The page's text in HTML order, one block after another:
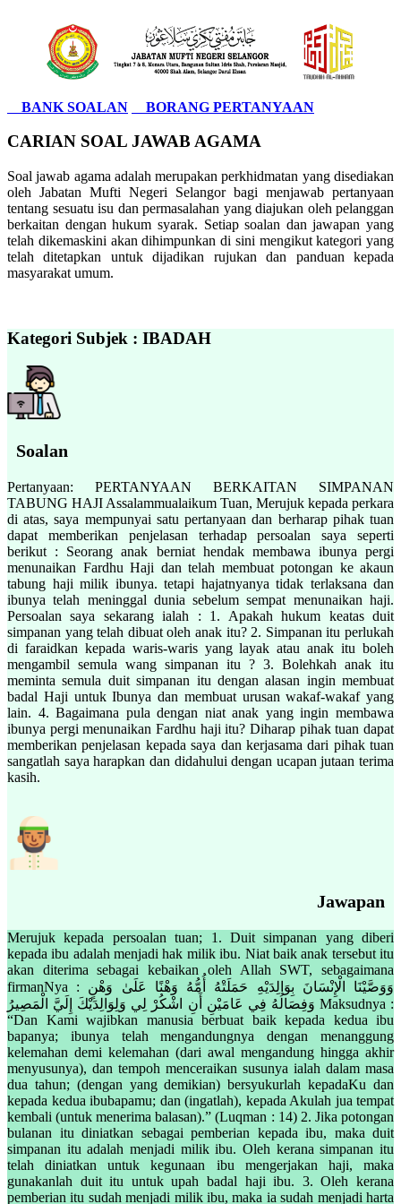
BANK SOALAN BORANG PERTANYAAN
CARIAN SOAL JAWAB AGAMA
Soal jawab agama adalah merupakan perkhidmatan yang disediakan
oleh Jabatan Mufti Negeri Selangor bagi menjawab pertanyaan
tentang sesuatu isu dan permasalahan yang diajukan oleh pelanggan
berkaitan dengan hukum syarak. Setiap soalan dan jawapan yang
telah dikemaskini akan dihimpunkan di sini mengikut kategori yang
telah ditetapkan untuk dijadikan rujukan dan panduan kepada
masyarakat umum.
Kategori Subjek : IBADAH
Soalan
Pertanyaan: PERTANYAAN BERKAITAN SIMPANAN
TABUNG HAJI Assalammualaikum Tuan, Merujuk kepada perkara
di atas, saya mempunyai satu pertanyaan dan berharap pihak tuan
dapat memberikan penjelasan terhadap persoalan saya seperti
berikut : Seorang anak berniat hendak membawa ibunya pergi
menunaikan Fardhu Haji dan telah membuat potongan ke akaun
tabung haji milik ibunya. tetapi hajatnyanya tidak terlaksana dan
ibunya telah meninggal dunia sebelum sempat menunaikan haji.
Persoalan saya sekarang ialah : 1. Apakah hukum keatas duit
simpanan yang telah dibuat oleh anak itu? 2. Simpanan itu perlukah
di faraidkan kepada waris-waris yang layak atau anak itu boleh
mengambil semula wang simpanan itu ? 3. Bolehkah anak itu
meminta semula duit simpanan itu dengan alasan ingin membuat
badal Haji untuk Ibunya dan membuat urusan wakaf-wakaf yang
lain. 4. Bagaimana pula dengan niat anak yang ingin membawa
ibunya pergi menunaikan Fardhu haji itu? Diharap pihak tuan dapat
memberikan penjelasan kepada saya dan kerjasama dari pihak tuan
sangatlah saya harapkan dan didahului dengan ucapan jutaan terima
kasih.
Jawapan
Merujuk kepada persoalan tuan; 1. Duit simpanan yang diberi
kepada ibu adalah menjadi hak milik ibu. Niat baik anak tersebut itu
akan diterima sebagai kebaikan oleh Allah SWT, sebagaimana
firmanNya : وَوَصَّيْنَا الْإِنْسَانَ بِوَالِدَيْهِ حَمَلَتْهُ أُمُّهُ وَهْنًا عَلَىٰ وَهْنٍ
وَفِصَالُهُ فِي عَامَيْنِ أَنِ اشْكُرْ لِي وَلِوَالِدَيْكَ إِلَيَّ الْمَصِيرُ Maksudnya :
“Dan Kami wajibkan manusia berbuat baik kepada kedua ibu
bapanya; ibunya telah mengandungnya dengan menanggung
kelemahan demi kelemahan (dari awal mengandung hingga akhir
menyusunya), dan tempoh menceraikan susunya ialah dalam masa
dua tahun; (dengan yang demikian) bersyukurlah kepadaKu dan
kepada kedua ibubapamu; dan (ingatlah), kepada Akulah jua tempat
kembali (untuk menerima balasan).” (Luqman : 14) 2. Jika potongan
bulanan itu diniatkan sebagai pemberian kepada ibu, maka duit
simpanan itu adalah menjadi milik ibu. Oleh kerana simpanan itu
telah diniatkan untuk kegunaan ibu mengerjakan haji, maka
gunakanlah duit itu untuk upah badal haji ibu. 3. Oleh kerana
pemberian itu sudah menjadi milik ibu, maka ia sudah menjadi harta